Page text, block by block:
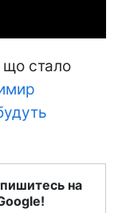
що стало
на